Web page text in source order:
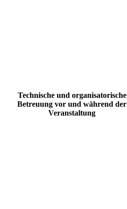
Technische und organisatorische
Betreuung vor und während der
Veranstaltung